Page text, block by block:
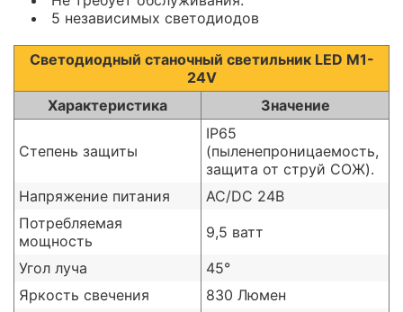
5 независимых светодиодов
Светодиодный станочный светильник LED M1-
24V
Характеристика
Значение
Степень защиты
IP65
(пыленепроницаемость,
защита от струй СОЖ).
Напряжение питания
AC/DC 24В
Потребляемая
мощность
9,5 ватт
Угол луча
45°
Яркость свечения
830 Люмен